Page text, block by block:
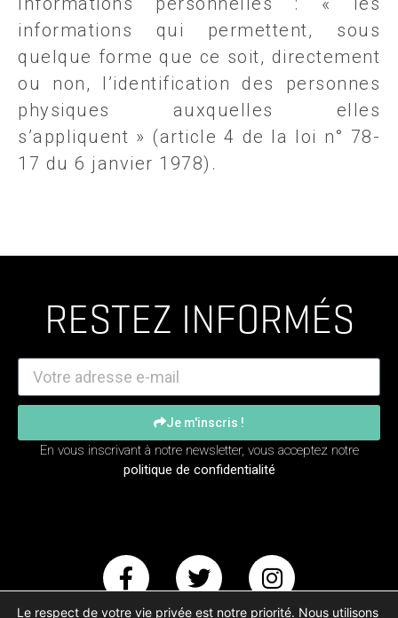
informations qui permettent, sous
quelque forme que ce soit, directement
ou non, l’identification des personnes
physiques auxquelles elles
s’appliquent » (article 4 de la loi n° 78-
17 du 6 janvier 1978).
RESTEZ INFORMÉS
Je m'inscris !
En vous inscrivant à notre newsletter, vous acceptez notre
politique de confidentialité
Le respect de votre vie privée est notre priorité. Nous utilisons